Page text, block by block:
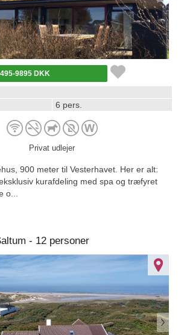
9895 DKK
6 pers.
Privat udlejer
900 meter til Vesterhavet. Her er alt:
kurafdeling med spa og træfyret
o...
- 12 personer